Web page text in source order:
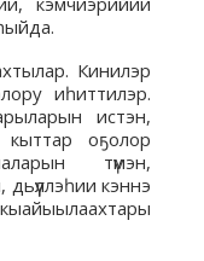
Кинилэр
иһиттилэр.
истэн,
оҕолор
түмэн,
кэннэ